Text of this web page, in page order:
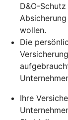
D&O-
wollen.
Die
Ihre